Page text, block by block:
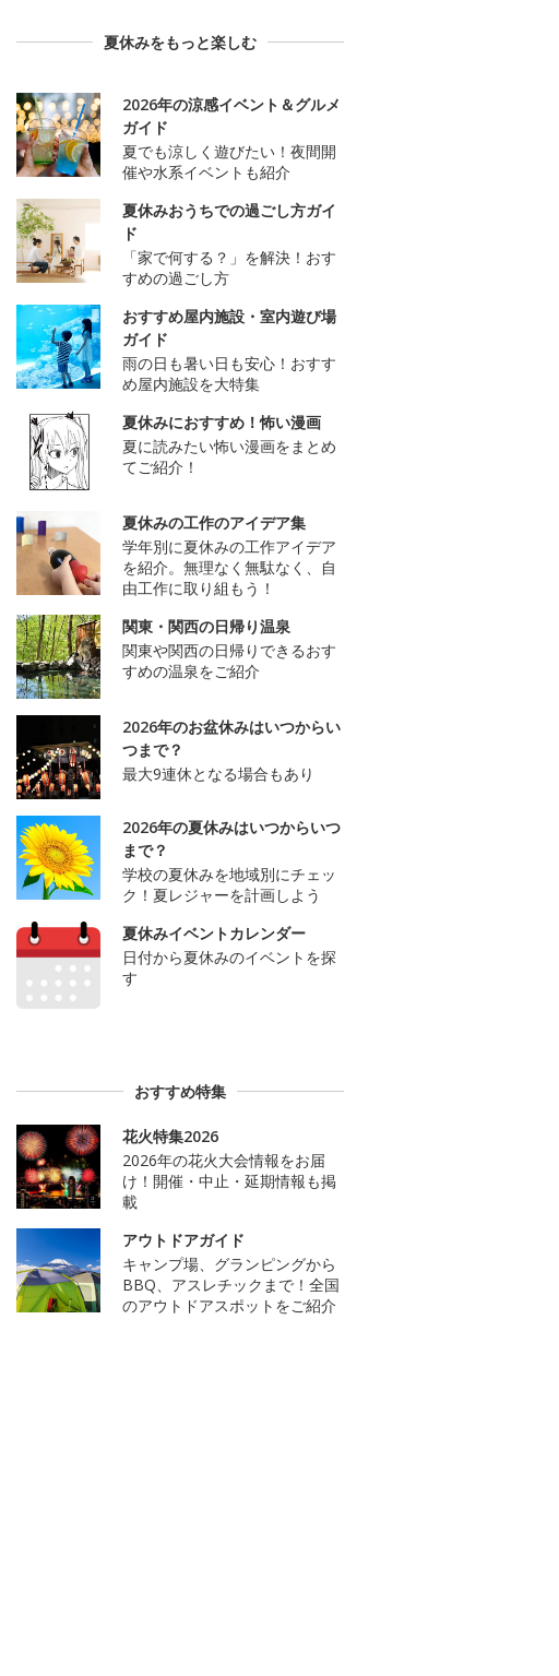
夏休みをもっと楽しむ
2026年の涼感イベント＆グルメ
ガイド
夏でも涼しく遊びたい！夜間開
催や水系イベントも紹介
夏休みおうちでの過ごし方ガイ
ド
「家で何する？」を解決！おす
すめの過ごし方
おすすめ屋内施設・室内遊び場
ガイド
雨の日も暑い日も安心！おすす
め屋内施設を大特集
夏休みにおすすめ！怖い漫画
夏に読みたい怖い漫画をまとめ
てご紹介！
夏休みの工作のアイデア集
学年別に夏休みの工作アイデア
を紹介。無理なく無駄なく、自
由工作に取り組もう！
関東・関西の日帰り温泉
関東や関西の日帰りできるおす
すめの温泉をご紹介
2026年のお盆休みはいつからい
つまで？
最大9連休となる場合もあり
2026年の夏休みはいつからいつ
まで？
学校の夏休みを地域別にチェッ
ク！夏レジャーを計画しよう
夏休みイベントカレンダー
日付から夏休みのイベントを探
す
おすすめ特集
花火特集2026
2026年の花火大会情報をお届
け！開催・中止・延期情報も掲
載
アウトドアガイド
キャンプ場、グランピングから
BBQ、アスレチックまで！全国
のアウトドアスポットをご紹介